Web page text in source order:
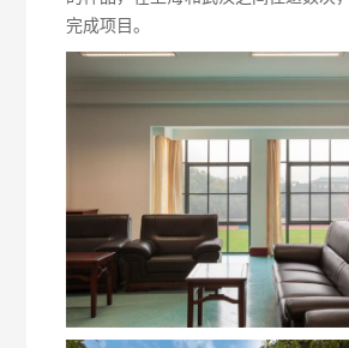
新闻动态
联系我们
日朗介绍
发展历史
服务
可持续发展
证书/专利
合作品牌
完成项目。